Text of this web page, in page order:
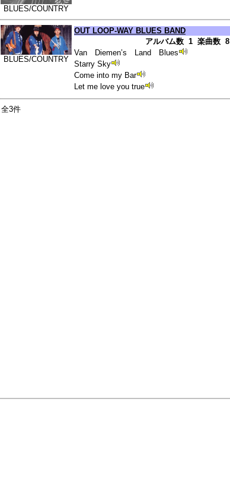
BLUES/COUNTRY
BLUES/COUNTRY
OUT LOOP-WAY BLUES BAND
アルバム数 1 楽曲数 8
Van Diemen’s Land Blues
Starry Sky
Come into my Bar
Let me love you true
全3件